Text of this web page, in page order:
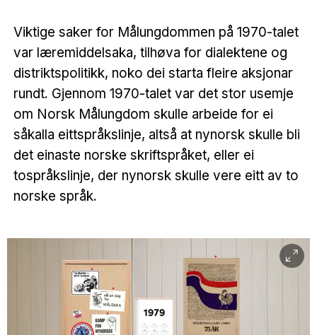
Viktige saker for Målungdommen på 1970-talet
var læremiddelsaka, tilhøva for dialektene og
distriktspolitikk, noko dei starta fleire aksjonar
rundt. Gjennom 1970-talet var det stor usemje
om Norsk Målungdom skulle arbeide for ei
såkalla eittspråkslinje, altså at nynorsk skulle bli
det einaste norske skriftspråket, eller ei
tospråkslinje, der nynorsk skulle vere eitt av to
norske språk.